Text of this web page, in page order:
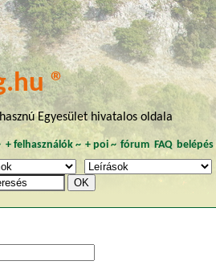
®
Egyesület hivatalos oldala
+ felhasználók~ + poi~ fórum FAQ belépés